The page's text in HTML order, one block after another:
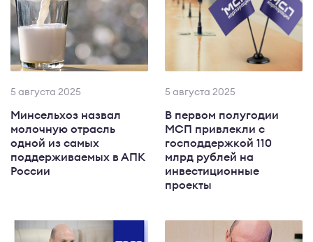
5 августа 2025
Минсельхоз назвал
молочную отрасль
одной из самых
поддерживаемых в АПК
России
5 августа 2025
В первом полугодии
МСП привлекли с
господдержкой 110
млрд рублей на
инвестиционные
проекты